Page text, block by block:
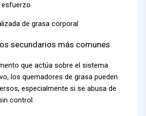
esfuerzo
de grasa corporal
secundarios más comunes
que actúa sobre el sistema
los quemadores de grasa pueden
especialmente si se abusa de
control.